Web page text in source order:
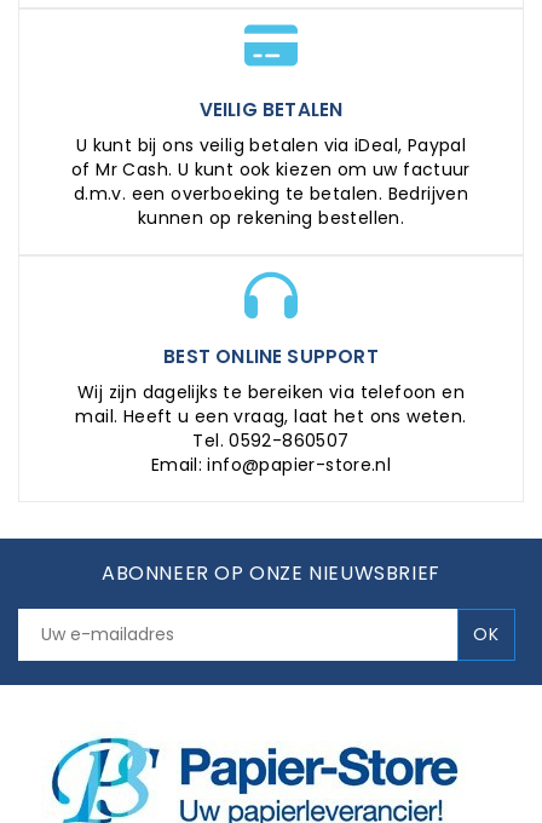
VEILIG BETALEN
U kunt bij ons veilig betalen via iDeal, Paypal
of Mr Cash. U kunt ook kiezen om uw factuur
d.m.v. een overboeking te betalen. Bedrijven
kunnen op rekening bestellen.
BEST ONLINE SUPPORT
Wij zijn dagelijks te bereiken via telefoon en
mail. Heeft u een vraag, laat het ons weten.
Tel. 0592-860507
Email: info@papier-store.nl
ABONNEER OP ONZE NIEUWSBRIEF